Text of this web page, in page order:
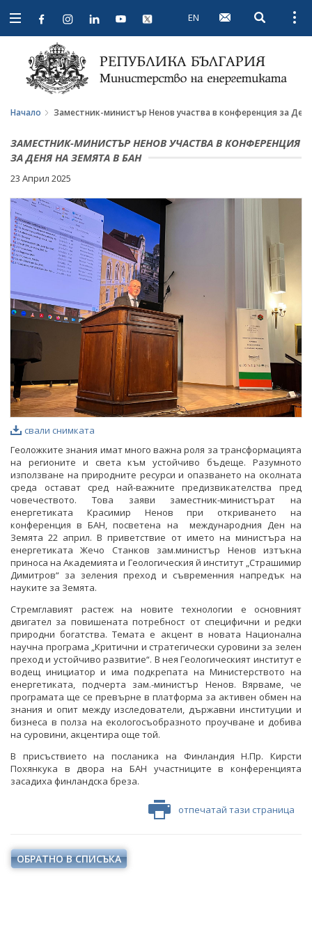
Open
navigation
EN Open
Начало Заместник-министър Ненов участва в конференция за
ЗАМЕСТНИК-МИНИСТЪР НЕНОВ УЧАСТВА В КОНФЕРЕНЦИЯ
ЗА ДЕНЯ НА ЗЕМЯТА В БАН
23 Април 2025
свали снимката
Геоложките знания имат много важна роля за трансформацията
на регионите и света към устойчиво бъдеще. Разумното
използване на природните ресурси и опазването на околната
среда остават сред най-важните предизвикателства пред
човечеството. Това заяви заместник-министърат на
енергетиката Красимир Ненов при откриването на
конференция в БАН, посветена на международния Ден на
Земята 22 април. В приветствие от името на министъра на
енергетиката Жечо Станков зам.министър Ненов изтъкна
приноса на Академията и Геологическия й институт „Страшимир
Димитров“ за зеления преход и съвременния напредък на
науките за Земята.
Стремглавият растеж на новите технологии е основният
двигател за повишената потребност от специфични и редки
природни богатства. Темата е акцент в новата Национална
научна програма „Критични и стратегически суровини за зелен
преход и устойчиво развитие“. В нея Геологическият институт е
водещ инициатор и има подкрепата на Министерството на
енергетиката, подчерта зам.-министър Ненов. Вярваме, че
програмата ще се превърне в платформа за активен обмен на
знания и опит между изследователи, държавни институции и
бизнеса в полза на екологосъобразното проучване и добива
на суровини, акцентира още той.
В присъствието на посланика на Финландия Н.Пр. Кирсти
Похянкука в двора на БАН участниците в конференцията
засадиха финландска бреза.
отпечатай тази страница
ОБРАТНО В СПИСЪКА